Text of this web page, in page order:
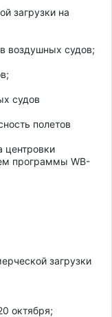
загрузки на
воздушных судов;
судов
полетов
центровки
программы WB-
загрузки
октября;